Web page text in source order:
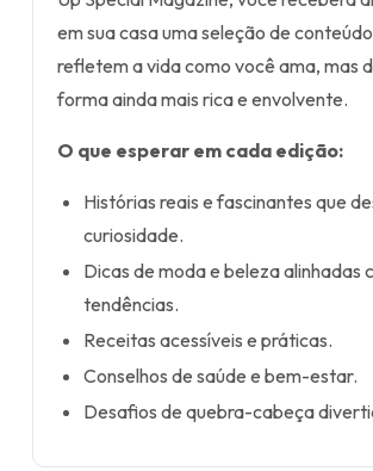
em sua casa uma seleção de
refletem a vida como você ama, mas
forma ainda mais rica e envolvente.
O que esperar em cada edição:
Histórias reais e fascinantes que
curiosidade.
Dicas de moda e beleza alinhadas
tendências.
Receitas acessíveis e práticas.
Conselhos de saúde e bem-estar.
Desafios de quebra-cabeça